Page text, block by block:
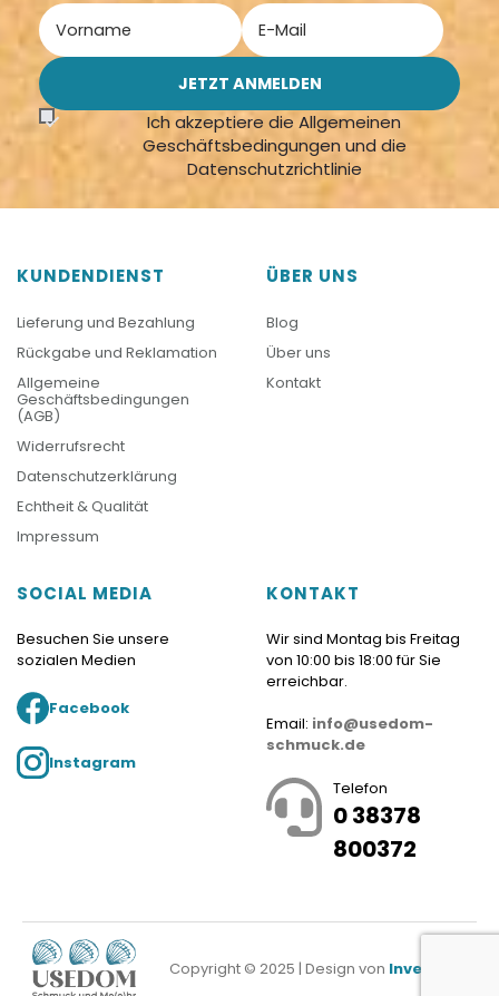
Ich akzeptiere die Allgemeinen
Geschäftsbedingungen und die
Datenschutzrichtlinie
KUNDENDIENST
Lieferung und Bezahlung
Rückgabe und Reklamation
Allgemeine
Geschäftsbedingungen
(AGB)
Widerrufsrecht
Datenschutzerklärung
Echtheit & Qualität
Impressum
ÜBER UNS
Blog
Über uns
Kontakt
SOCIAL MEDIA
Besuchen Sie unsere
sozialen Medien
Facebook
Instagram
KONTAKT
Wir sind Montag bis Freitag
von 10:00 bis 18:00 für Sie
erreichbar.
Email: info@usedom-
schmuck.de
Telefon
0 38378
800372
Copyright © 2025 | Design von Investnet